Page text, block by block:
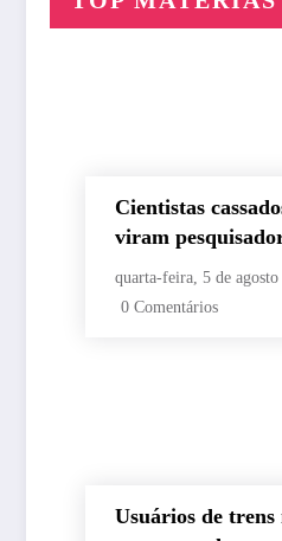
Cientistas
viram
Fiocruz
quarta-feira, 5 de
0 Comentários
Usuários de